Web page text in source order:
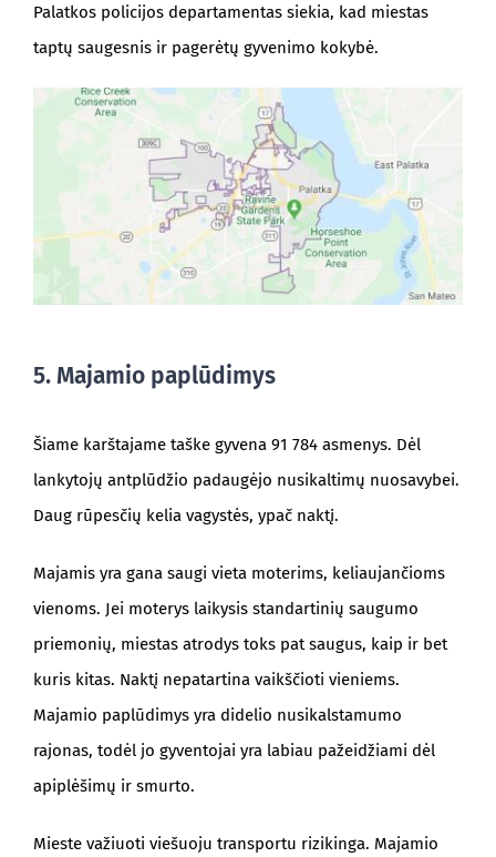
Palatkos policijos departamentas siekia, kad miestas
taptų saugesnis ir pagerėtų gyvenimo kokybė.
5. Majamio paplūdimys
Šiame karštajame taške gyvena 91 784 asmenys. Dėl
lankytojų antplūdžio padaugėjo nusikaltimų nuosavybei.
Daug rūpesčių kelia vagystės, ypač naktį.
Majamis yra gana saugi vieta moterims, keliaujančioms
vienoms. Jei moterys laikysis standartinių saugumo
priemonių, miestas atrodys toks pat saugus, kaip ir bet
kuris kitas. Naktį nepatartina vaikščioti vieniems.
Majamio paplūdimys yra didelio nusikalstamumo
rajonas, todėl jo gyventojai yra labiau pažeidžiami dėl
apiplėšimų ir smurto.
Mieste važiuoti viešuoju transportu rizikinga. Majamio